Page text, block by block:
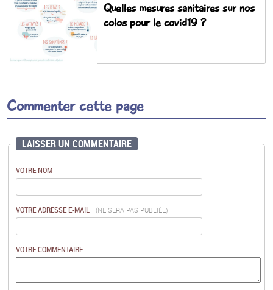
Quelles mesures sanitaires sur nos
colos pour le covid19 ?
Commenter cette page
LAISSER UN COMMENTAIRE
VOTRE NOM
VOTRE ADRESSE E-MAIL (NE SERA PAS PUBLIÉE)
VOTRE COMMENTAIRE